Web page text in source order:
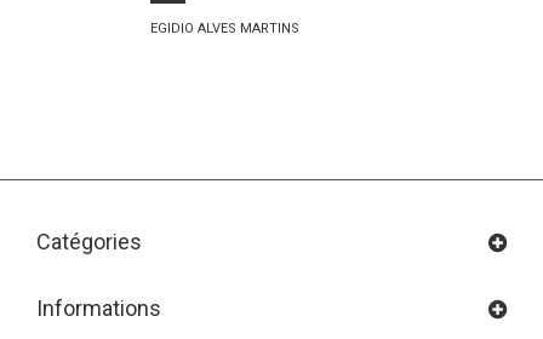
EGIDIO ALVES MARTINS
Catégories
Informations